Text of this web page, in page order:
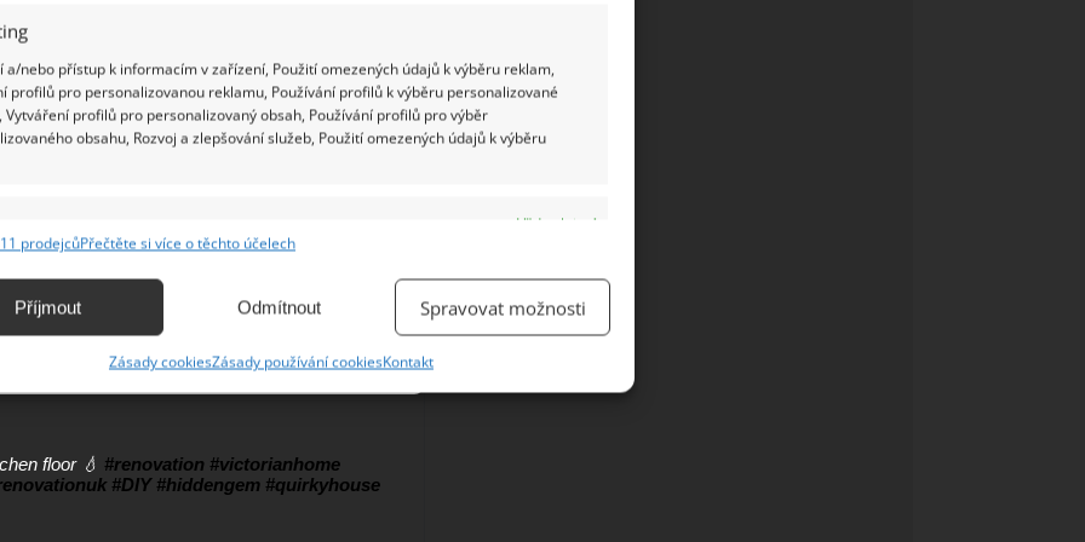
a/nebo přístup k informacím v zařízení, Použití omezených údajů k výběru reklam,
profilů pro personalizovanou reklamu, Používání profilů k výběru personalizované
Vytváření profilů pro personalizovaný obsah, Používání profilů pro výběr
obsahu, Rozvoj a zlepšování služeb, Použití omezených údajů k výběru
Vždy aktivní
zařízení na základě automaticky přenášených informací.
aktivně vyžádaných informací.
chyb, Poskytování a zobrazování reklamy a obsahu,
a sdělování voleb ochrany osobních údajů.
prodejcůPřečtěte si více o těchto účelech
Příjmout Odmítnout Spravovat možnosti
Zásady cookiesZásady používání cookiesKontakt
floor 💧 #renovation #victorianhome
#DIY #hiddengem #quirkyhouse